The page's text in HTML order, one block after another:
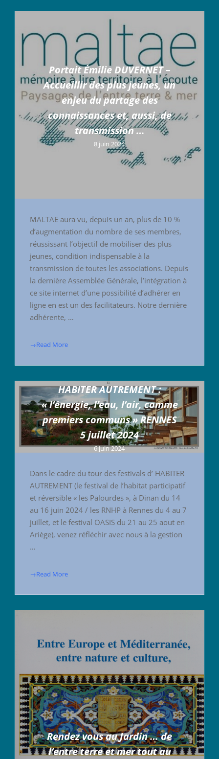
Portait Émilie DUVERNET –
Accueillir des plus jeunes, un
enjeu du partage des
connaissances et, aussi, de
transmission …
8 juin 2024
MALTAE aura vu, depuis un an, plus de 10 %
d’augmentation du nombre de ses membres,
réussissant l’objectif de mobiliser des plus
jeunes, condition indispensable à la
transmission de toutes les associations. Depuis
la dernière Assemblée Générale, l’intégration à
ce site internet d’une possibilité d’adhérer en
ligne en est un des facilitateurs. Notre dernière
adhérente, …
→Read More
HABITER AUTREMENT :
« l’énergie, l’eau, l’air, comme
premiers communs » RENNES
5 juillet 2024
6 juin 2024
Dans le cadre du tour des festivals d’ HABITER
AUTREMENT (le festival de l’habitat participatif
et réversible « les Palourdes », à Dinan du 14
au 16 juin 2024 / les RNHP à Rennes du 4 au 7
juillet, et le festival OASIS du 21 au 25 aout en
Ariège), venez réfléchir avec nous à la gestion
…
→Read More
Rendez vous au Jardin … de
l’entre terre et mer tout au